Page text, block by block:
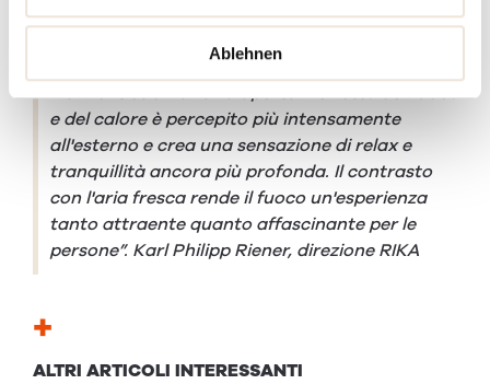
Ablehnen
"Con TERRA è possibile trascorrere momenti
indimenticabili all'aria aperta. L'effetto del fuoco
e del calore è percepito più intensamente
all'esterno e crea una sensazione di relax e
tranquillità ancora più profonda. Il contrasto
con l'aria fresca rende il fuoco un'esperienza
tanto attraente quanto affascinante per le
persone”. Karl Philipp Riener, direzione RIKA
+
ALTRI ARTICOLI INTERESSANTI